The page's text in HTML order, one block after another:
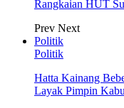
Rangkaian HUT
Prev Next
Politik
Politik
Hatta Kainang
Layak Pimpin